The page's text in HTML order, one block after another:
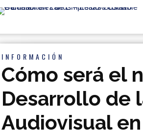
INFORMACIÓN
Cómo será el
Desarrollo de
Audiovisual